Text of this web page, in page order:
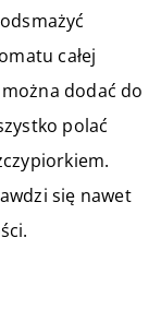
całej
dodać do
polać
się nawet